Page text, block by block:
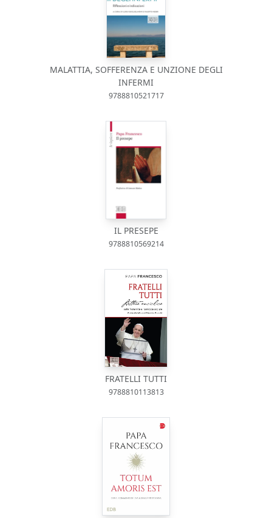
MALATTIA, SOFFERENZA E UNZIONE DEGLI
INFERMI
9788810521717
IL PRESEPE
9788810569214
FRATELLI TUTTI
9788810113813